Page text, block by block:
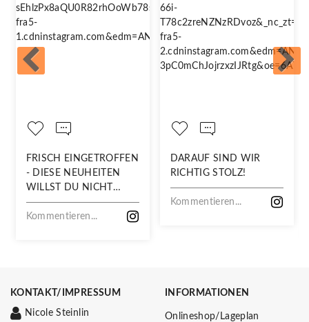
FRISCH EINGETROFFEN
- DIESE NEUHEITEN
WILLST DU NICHT
VERPASSEN!
Kommentieren...
DARAUF SIND WIR
RICHTIG STOLZ!
Kommentieren...
KONTAKT/IMPRESSUM
Nicole Steinlin
INFORMATIONEN
Onlineshop/Lageplan